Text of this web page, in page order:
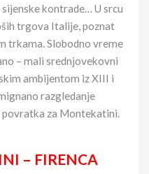
kontrade… U srcu
trgova Italije, poznat
trkama. Slobodno vreme
– mali srednjovekovni
ambijentom iz XIII i
razgledanje
povratka za Montekatini.
– FIRENCA